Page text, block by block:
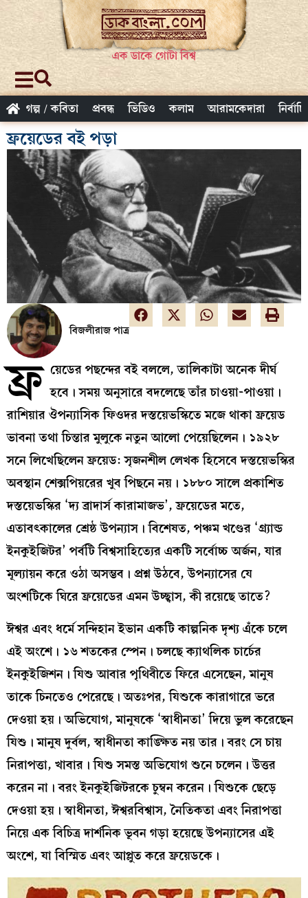
এক ডাকে গোটা বিশ্ব
গল্প / কবিতা প্রবন্ধ ভিডিও কলাম আরামকেদারা
ফ্রয়েডের বই পড়া
বিজলীরাজ পাত্র
ফ্র য়েডের পছন্দের বই বললে, তালিকাটা অনেক দীর্ঘ
হবে। সময় অনুসারে বদলেছে তাঁর চাওয়া-পাওয়া।
রাশিয়ার ঔপন্যাসিক ফিওদর দস্তয়েভস্কিতে মজে থাকা ফ্রয়েড
ভাবনা তথা চিন্তার মুলুকে নতুন আলো পেয়েছিলেন। ১৯২৮
সনে লিখেছিলেন ফ্রয়েড: সৃজনশীল লেখক হিসেবে দস্তয়েভস্কির
অবস্থান শেক্সপিয়রের খুব পিছনে নয়। ১৮৮০ সালে প্রকাশিত
দস্তয়েভস্কির ‘দ্য ব্রাদার্স কারামাজভ’, ফ্রয়েডের মতে,
এতাবৎকালের শ্রেষ্ঠ উপন্যাস। বিশেষত, পঞ্চম খণ্ডের ‘গ্র্যান্ড
ইনকুইজিটর’ পর্বটি বিশ্বসাহিত্যের একটি সর্বোচ্চ অর্জন, যার
মূল্যায়ন করে ওঠা অসম্ভব। প্রশ্ন উঠবে, উপন্যাসের যে
অংশটিকে ঘিরে ফ্রয়েডের এমন উচ্ছ্বাস, কী রয়েছে তাতে?
ঈশ্বর এবং ধর্মে সন্দিহান ইভান একটি কাল্পনিক দৃশ্য এঁকে চলে
এই অংশে। ১৬ শতকের স্পেন। চলছে ক্যাথলিক চার্চের
ইনকুইজিশন। যিশু আবার পৃথিবীতে ফিরে এসেছেন, মানুষ
তাকে চিনতেও পেরেছে। অতঃপর, যিশুকে কারাগারে ভরে
দেওয়া হয়। অভিযোগ, মানুষকে ‘স্বাধীনতা’ দিয়ে ভুল করেছেন
যিশু। মানুষ দুর্বল, স্বাধীনতা কাঙ্ক্ষিত নয় তার। বরং সে চায়
নিরাপত্তা, খাবার। যিশু সমস্ত অভিযোগ শুনে চলেন। উত্তর
করেন না। বরং ইনকুইজিটরকে চুম্বন করেন। যিশুকে ছেড়ে
দেওয়া হয়। স্বাধীনতা, ঈশ্বরবিশ্বাস, নৈতিকতা এবং নিরাপত্তা
নিয়ে এক বিচিত্র দার্শনিক ভূবন গড়া হয়েছে উপন্যাসের এই
অংশে, যা বিস্মিত এবং আপ্লুত করে ফ্রয়েডকে।